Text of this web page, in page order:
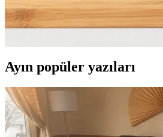
IKEA KVALIFICERA ve Markbart
kullanıcı yorumları ve karşılaştırma
ihtiyaçlarınızı en iyi şekilde karşılayacak
Ayın popüler yazıları